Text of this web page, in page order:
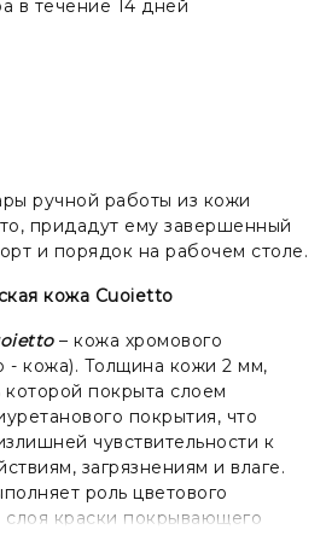
в течение 14 дней
ручной работы из кожи
придадут ему завершенный
и порядок на рабочем столе.
кожа Cuoietto
– кожа хромового
- кожа). Толщина кожи 2 мм,
которой покрыта слоем
покрытия, что
чувствительности к
загрязнениям и влаге.
роль цветового
слоя краски покрывающего